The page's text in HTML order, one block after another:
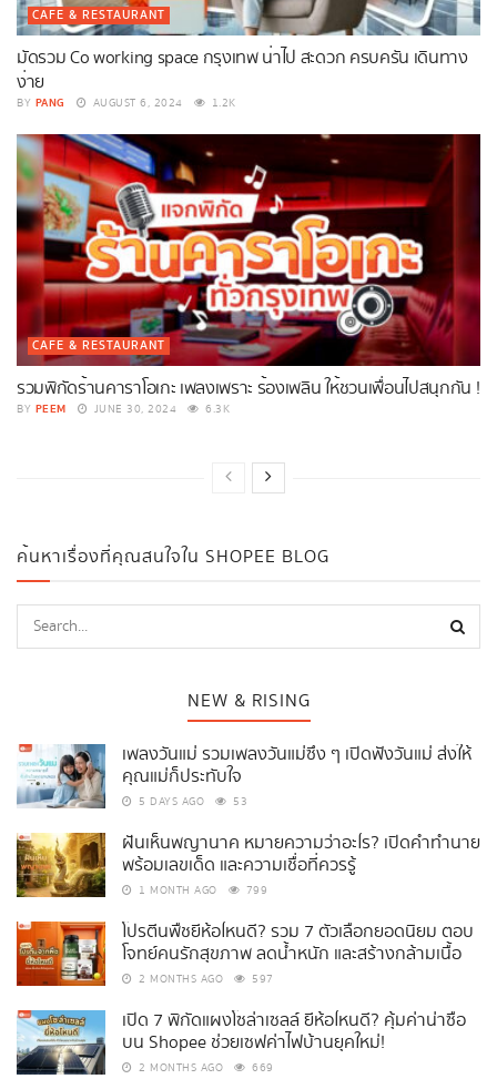
CAFE & RESTAURANT
มัดรวม Co working space กรุงเทพ น่าไป สะดวก ครบครัน เดินทาง
ง่าย
BY PANG AUGUST 6, 2024 1.2K
CAFE & RESTAURANT
รวมพิกัดร้านคาราโอเกะ เพลงเพราะ ร้องเพลิน ให้ชวนเพื่อนไปสนุกกัน !
BY PEEM JUNE 30, 2024 6.3K
ค้นหาเรื่องที่คุณสนใจใน SHOPEE BLOG
NEW & RISING
เพลงวันแม่ รวมเพลงวันแม่ซึ้ง ๆ เปิดฟังวันแม่ ส่งให้
คุณแม่ก็ประทับใจ
5 DAYS AGO 53
ฝันเห็นพญานาค หมายความว่าอะไร? เปิดคำทำนาย
พร้อมเลขเด็ด และความเชื่อที่ควรรู้
1 MONTH AGO 799
โปรตีนพืชยี่ห้อไหนดี? รวม 7 ตัวเลือกยอดนิยม ตอบ
โจทย์คนรักสุขภาพ ลดน้ำหนัก และสร้างกล้ามเนื้อ
2 MONTHS AGO 597
เปิด 7 พิกัดแผงโซล่าเซลล์ ยี่ห้อไหนดี? คุ้มค่าน่าซื้อ
บน Shopee ช่วยเซฟค่าไฟบ้านยุคใหม่!
2 MONTHS AGO 669